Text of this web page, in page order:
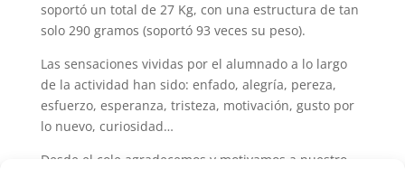
soportó un total de 27 Kg, con una estructura de tan
solo 290 gramos (soportó 93 veces su peso).
Las sensaciones vividas por el alumnado a lo largo
de la actividad han sido: enfado, alegría, pereza,
esfuerzo, esperanza, tristeza, motivación, gusto por
lo nuevo, curiosidad…
Desde el cole agradecemos y motivamos a nuestro